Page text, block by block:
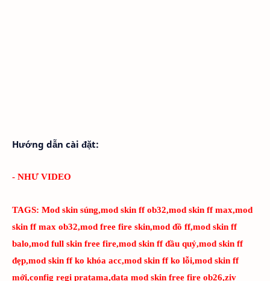
Hướng dẫn cài đặt:
- NHƯ VIDEO
TAGS: Mod skin súng,mod skin ff ob32,mod skin ff max,mod
skin ff max ob32,mod free fire skin,mod đồ ff,mod skin ff
balo,mod full skin free fire,mod skin ff đầu quỷ,mod skin ff
đẹp,mod skin ff ko khóa acc,mod skin ff ko lỗi,mod skin ff
mới,config regi pratama,data mod skin free fire ob26,ziv